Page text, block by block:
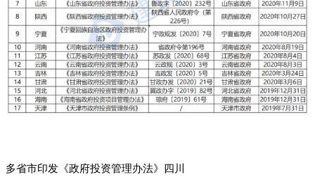
多省市印发《政府投资管理办法》四川